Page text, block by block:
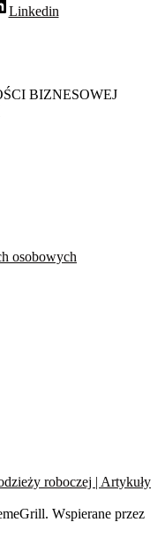
Linkedin
BIZNESOWEJ
osobowych
roboczej | Artykuły
Wspierane przez